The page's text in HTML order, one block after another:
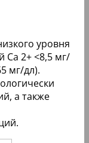
уровня
Ca 2+ <8,5 мг/
мг/дл).
а также